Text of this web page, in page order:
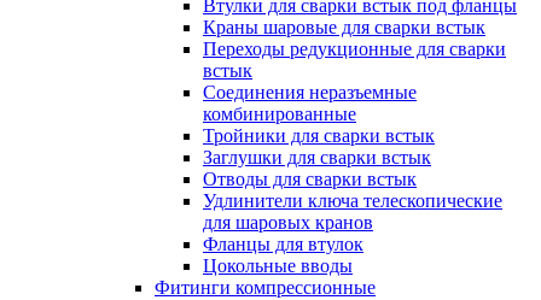
Втулки для сварки встык под фланцы
Краны шаровые для сварки встык
Переходы редукционные для сварки
встык
Соединения неразъемные
комбинированные
Тройники для сварки встык
Заглушки для сварки встык
Отводы для сварки встык
Удлинители ключа телескопические
для шаровых кранов
Фланцы для втулок
Цокольные вводы
Фитинги компрессионные